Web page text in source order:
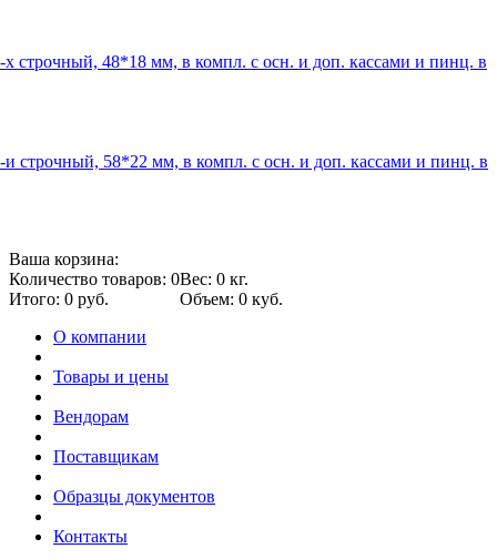
строчный, 48*18 мм, в компл. с осн. и доп. кассами и пинц. в
строчный, 58*22 мм, в компл. с осн. и доп. кассами и пинц. в
Ваша корзина:
Количество товаров: 0Вес: 0 кг.
Итого: 0 руб.
Объем: 0 куб.
О компании
Товары и цены
Вендорам
Поставщикам
Образцы документов
Контакты